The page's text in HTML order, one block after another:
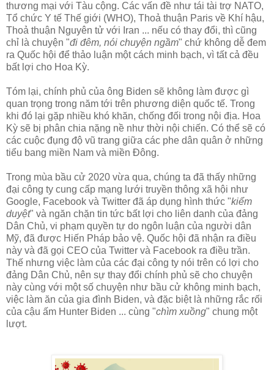
thương mại với Tàu cộng. Các vấn đề như tái tài trợ NATO,
Tổ chức Y tế Thế giới (WHO), Thoả thuận Paris về Khí hậu,
Thoả thuận Nguyên tử với Iran ... nếu có thay đổi, thì cũng
chỉ là chuyện "đi đêm, nói chuyện ngầm" chứ không dễ đem
ra Quốc hội để thảo luận một cách minh bạch, vì tất cả đều
bất lợi cho Hoa Kỳ.
Tóm lại, chính phủ của ông Biden sẽ không làm được gì
quan trọng trong năm tới trên phương diện quốc tế. Trong
khi đó lại gặp nhiều khó khăn, chống đối trong nội địa. Hoa
Kỳ sẽ bị phân chia nặng nề như thời nội chiến. Có thể sẽ có
các cuộc đụng độ vũ trang giữa các phe dân quân ở những
tiểu bang miền Nam và miền Đông.
Trong mùa bầu cử 2020 vừa qua, chúng ta đã thấy những
đại công ty cung cấp mạng lưới truyền thông xã hội như
Google, Facebook và Twitter đã áp dụng hình thức "kiểm
duyệt" và ngăn chặn tin tức bất lợi cho liên danh của đảng
Dân Chủ, vi phạm quyền tự do ngôn luận của người dân
Mỹ, đã được Hiến Pháp bảo vệ. Quốc hội đã nhận ra điều
này và đã gọi CEO của Twitter và Facebook ra điều trần.
Thế nhưng việc làm của các đại công ty nói trên có lợi cho
đảng Dân Chủ, nên sự thay đổi chính phủ sẽ cho chuyện
này cùng với một số chuyện như bầu cử không minh bạch,
việc làm ăn của gia đình Biden, và đặc biệt là những rắc rối
của cậu ấm Hunter Biden ... cùng "chìm xuồng" chung một
lượt.